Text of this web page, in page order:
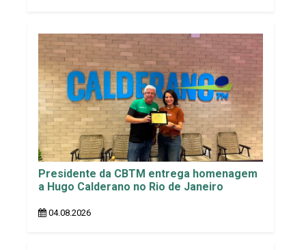
Presidente da CBTM entrega homenagem
a Hugo Calderano no Rio de Janeiro
04.08.2026